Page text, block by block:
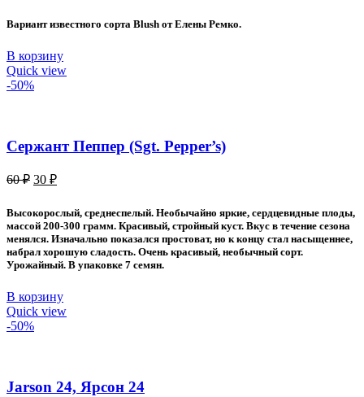
Вариант известного сорта Blush от Елены Ремко.
В корзину
Quick view
-50%
Сержант Пеппер (Sgt. Pepper’s)
60₽ Первоначальная
составляла
60 ₽.
30 ₽Текущая
30 ₽.
Высокорослый, среднеспелый. Необычайно яркие, сердцевидные плоды,
массой 200-300 грамм. Красивый, стройный куст. Вкус в течение сезона
менялся. Изначально показался простоват, но к концу стал насыщеннее,
набрал хорошую сладость. Очень красивый, необычный сорт.
Урожайный. В упаковке 7 семян.
В корзину
Quick view
-50%
Jarson 24, Ярсон 24